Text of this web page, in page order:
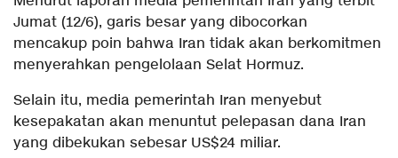
Jumat (12/6), garis besar yang dibocorkan
mencakup poin bahwa Iran tidak akan berkomitmen
menyerahkan pengelolaan Selat Hormuz.
Selain itu, media pemerintah Iran menyebut
kesepakatan akan menuntut pelepasan dana Iran
yang dibekukan sebesar US$24 miliar.